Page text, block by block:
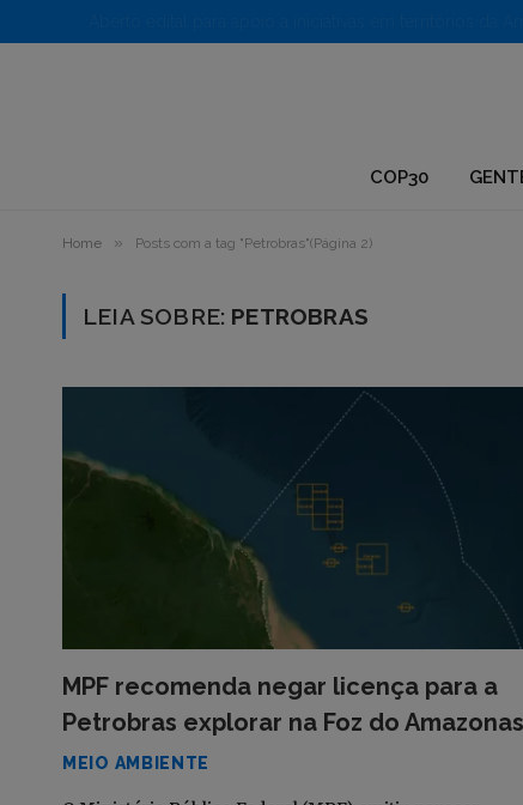
COP30
Home » Posts com a tag "Petrobras"(Página 2)
LEIA SOBRE: PETROBRAS
MPF recomenda negar licença para a
Petrobras explorar na Foz do Amazonas
MEIO AMBIENTE